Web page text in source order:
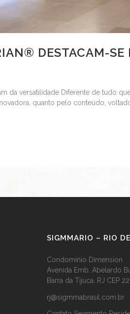
DESTACAM-
da versatilidade Diferente de tudo
quanto pelo conteúdo,
SIGMMARIO – RIO
Condomínio Dimension
Avenida Emb. Abelardo
Barra da Tijuca, RJ CEP
rj@sigmmabrasil.com.br